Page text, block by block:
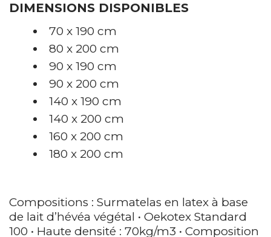
DIMENSIONS DISPONIBLES
70 x 190 cm
80 x 200 cm
90 x 190 cm
90 x 200 cm
140 x 190 cm
140 x 200 cm
160 x 200 cm
180 x 200 cm
Compositions : Surmatelas en latex à base
de lait d’hévéa végétal • Oekotex Standard
100 • Haute densité : 70kg/m3 • Composition